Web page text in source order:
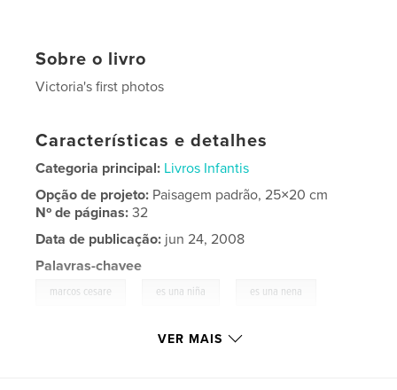
Sobre o livro
Victoria's first photos
Características e detalhes
Categoria principal: Livros Infantis
Opção de projeto: Paisagem padrão, 25×20 cm
Nº de páginas:32
Data de publicação: jun 24, 2008
Palavras-chavee
marcos cesare es una niña es una nena
VER MAIS